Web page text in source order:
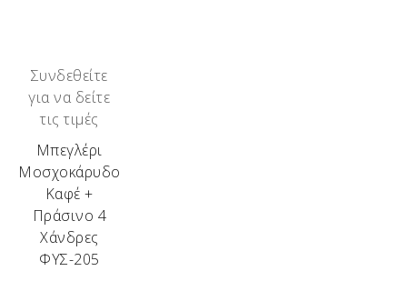
Συνδεθείτε
για να δείτε
τις τιμές
Μπεγλέρι
Μοσχοκάρυδο
Καφέ +
Πράσινο 4
Χάνδρες
ΦΥΣ-205